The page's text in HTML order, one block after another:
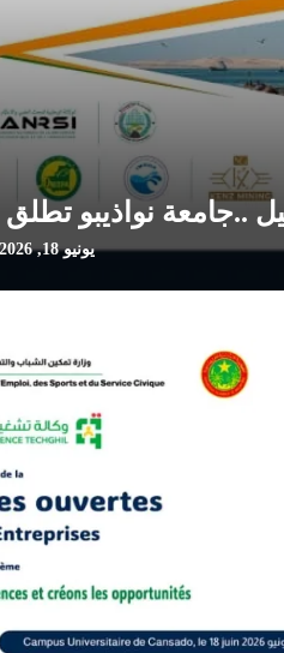
..جامعة نواذيبو
يونيو 18, 2026